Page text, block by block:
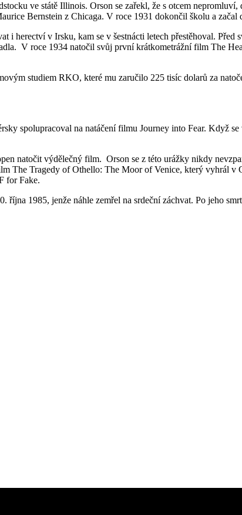
ve státě Illinois. Orson se zařekl, že s otcem
Bernstein z Chicaga. V roce 1931 dokončil školu a začal
i herectví v Irsku, kam se v šestnácti letech přestěhoval.
V roce 1934 natočil svůj první krátkometrážní film The
studiem RKO, které mu zaručilo 225 tisíc dolarů za
spolupracoval na natáčení filmu Journey into Fear. Když
natočit výdělečný film. Orson se z této urážky nikdy
The Tragedy of Othello: The Moor of Venice, který vyhrál
for Fake.
října 1985, jenže náhle zemřel na srdeční záchvat. Po jeho